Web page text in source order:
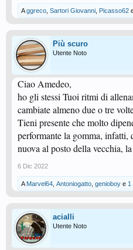
Aggreco Sartori Giovanni Picasso62
Più scuro
Utente Noto
Ciao Amedeo,
ho gli stessi Tuoi ritmi di
cambiate almeno due o tre
Tieni presente che molto
performante la gomma, infatti,
nuova al posto della vecchia,
6 Dic 2022
A Marvel64 Antoniogatto genioboy e 1
acialli
Utente Noto